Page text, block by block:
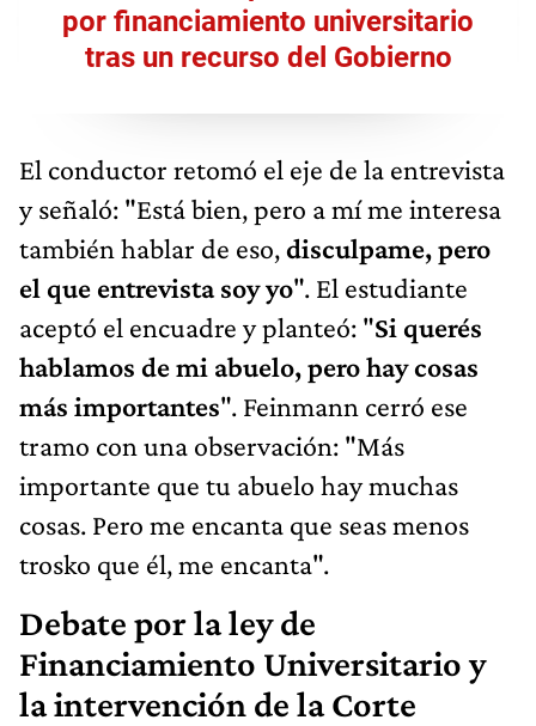
por financiamiento universitario
tras un recurso del Gobierno
El conductor retomó el eje de la entrevista
y señaló: "Está bien, pero a mí me interesa
también hablar de eso,disculpame, pero
el que entrevista soy yo". El estudiante
aceptó el encuadre y planteó: "Si querés
hablamos de mi abuelo, pero hay cosas
más importantes". Feinmann cerró ese
tramo con una observación: "Más
importante que tu abuelo hay muchas
cosas. Pero me encanta que seas menos
trosko que él, me encanta".
Debate por la ley de
Financiamiento Universitario y
la intervención de la Corte